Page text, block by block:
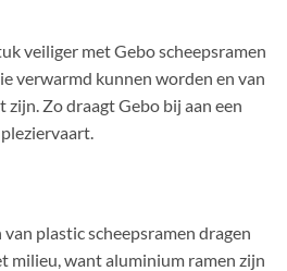
veiliger met Gebo scheepsramen
verwarmd kunnen worden en van
Zo draagt Gebo bij aan een
plastic scheepsramen dragen
milieu, want aluminium ramen zijn